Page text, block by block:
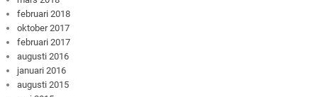
februari 2018
oktober 2017
februari 2017
augusti 2016
januari 2016
augusti 2015